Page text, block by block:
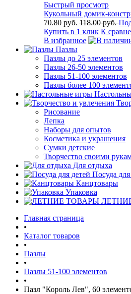
Быстрый просмотр
Кукольный домик-
70.80 руб. 118.00 руб.
Купить в 1 клик К
В избранное
Пазлы
Пазлы до 25 элементов
Пазлы 26-50 элементов
Пазлы 51-100 элементов
Пазлы более 100
Рисование
Лепка
Наборы для опытов
Косметика и украшения
Сумки детские
Творчество своими
Для отдыха
Посуда для
Канцтовары
Упаковка
Главная страница
•
Каталог товаров
•
Пазлы
•
Пазлы 51-100 элементов
•
Пазл "Король Лев", 60